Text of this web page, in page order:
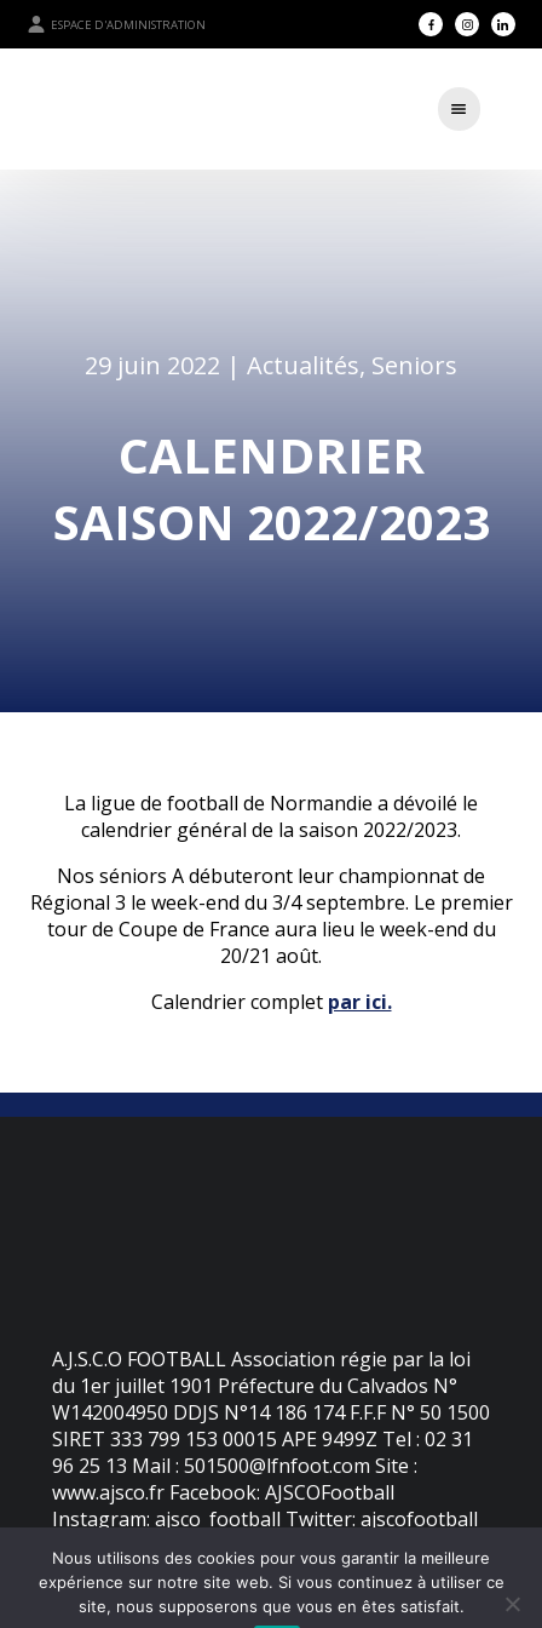
ESPACE D'ADMINISTRATION
29 juin 2022 | Actualités, Seniors
CALENDRIER
SAISON 2022/2023
La ligue de football de Normandie a dévoilé le
calendrier général de la saison 2022/2023.
Nos séniors A débuteront leur championnat de
Régional 3 le week-end du 3/4 septembre. Le premier
tour de Coupe de France aura lieu le week-end du
20/21 août.
Calendrier complet par ici.
A.J.S.C.O FOOTBALL Association régie par la loi
du 1er juillet 1901 Préfecture du Calvados N°
W142004950 DDJS N°14 186 174 F.F.F N° 50 1500
SIRET 333 799 153 00015 APE 9499Z Tel : 02 31
96 25 13 Mail : 501500@lfnfoot.com Site :
www.ajsco.fr Facebook: AJSCOFootball
Instagram: ajsco_football Twitter: ajscofootball
2026 - AJS Colleville Ouistreham | Site internet réalisé par
Nous utilisons des cookies pour vous garantir la meilleure
expérience sur notre site web. Si vous continuez à utiliser ce
site, nous supposerons que vous en êtes satisfait.